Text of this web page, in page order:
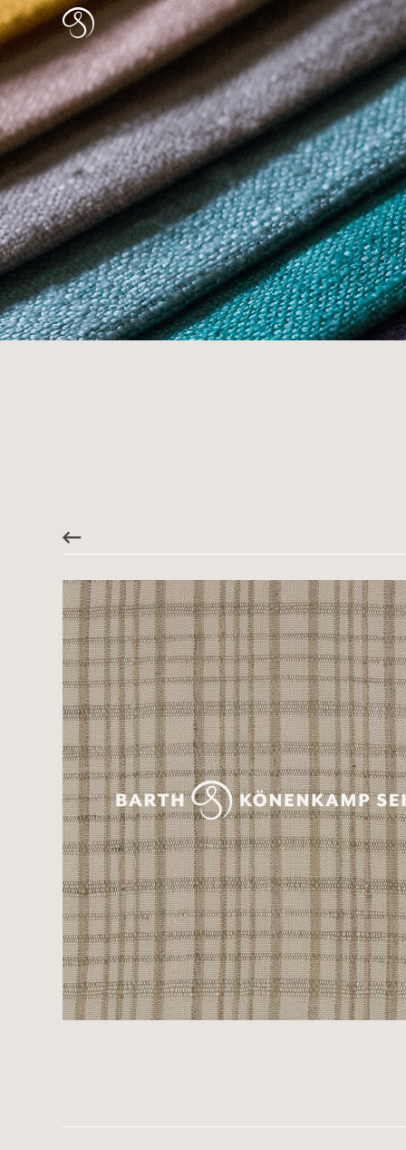
Es sind bisher keine Produkte auf Ihrer
Merkliste.